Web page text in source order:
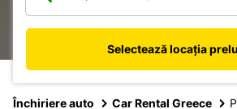
Selectează locația
Închiriere auto Car Rental Greece